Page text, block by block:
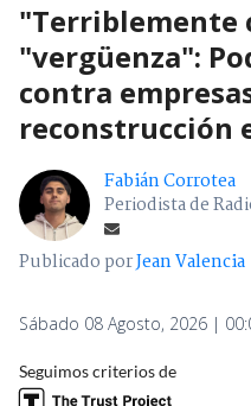
"Terriblemente
"vergüenza":
contra
reconstrucción
Fabián Corrotea
Periodista de
Publicado porJean Valencia
Sábado 08 Agosto, 2026 |
Seguimos criterios de